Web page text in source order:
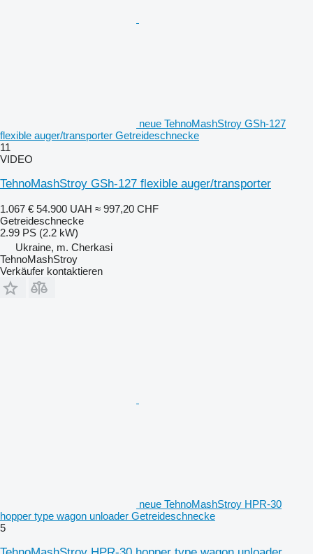
neue TehnoMashStroy GSh-127
flexible auger/transporter Getreideschnecke
11
VIDEO
TehnoMashStroy GSh-127 flexible auger/transporter
1.067 € 54.900 UAH ≈ 997,20 CHF
Getreideschnecke
2.99 PS (2.2 kW)
Ukraine, m. Cherkasi
TehnoMashStroy
Verkäufer kontaktieren
neue TehnoMashStroy HPR-30
hopper type wagon unloader Getreideschnecke
5